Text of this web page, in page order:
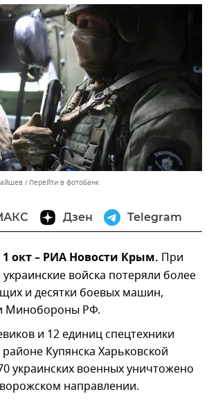
Перейти в фотобанк
Дзен Telegram
окт – РИА Новости Крым. При
войска потеряли более
и десятки боевых машин,
Минобороны РФ.
и 12 единиц спецтехники
Купянска Харьковской
украинских военных уничтожено
направлении.